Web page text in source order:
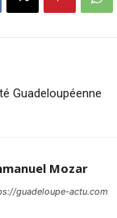
Guadeloupéenne
Mozar
guadeloupe-actu.com